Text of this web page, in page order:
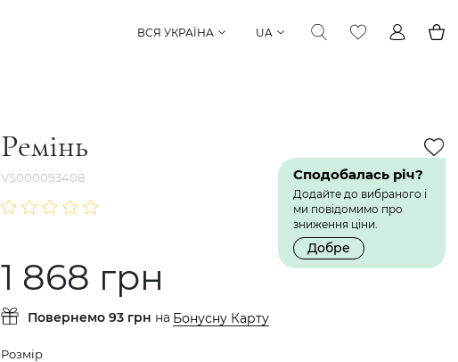
ВСЯ УКРАЇНА UA
Ремінь
VS000093408 Сподобалась річ?
Додайте до вибраного і
ми повідомимо про
зниження ціни.
Добре
1 868 грн
Повернемо 93 грн на Бонусну Карту
Розмір